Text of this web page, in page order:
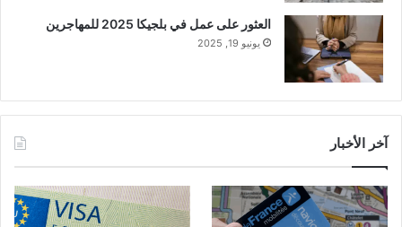
العثور على عمل في بلجيكا 2025 للمهاجرين
يونيو 19, 2025
آخر الأخبار